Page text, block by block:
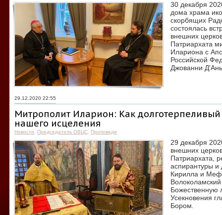
30 декабря
дома храма
скорбящих
состоялась
внешних
Патриархата
Илариона с
Российской
Джованни
29.12.2020 22:55
Митрополит Иларион: Как долготерпеливый
нашего исцеления
Новости Председатель ОВЦС Проповеди
29 декабря
внешних
Патриархата,
аспирантуры и
Кирилла и
Божественную
Усекновения
Бором.